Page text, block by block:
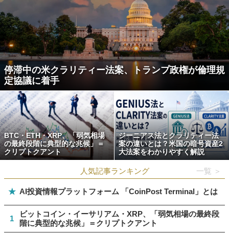
停滞中の米クラリティー法案、トランプ政権が倫理規
定協議に着手
BTC・ETH・XRP、「弱気相場
の最終段階に典型的な兆候」＝
クリプトクアント
ジーニアス法とクラリティー法
案の違いとは？米国の暗号資産2
大法案をわかりやすく解説
人気記事ランキング 一覧 ＞
★ AI投資情報プラットフォーム 「CoinPost Terminal」とは
1
ビットコイン・イーサリアム・XRP、「弱気相場の最終段
階に典型的な兆候」＝クリプトクアント